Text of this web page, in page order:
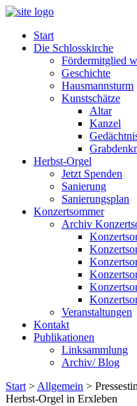
Start
Die Schlosskirche
Fördermitglied
Geschichte
Hausmannsturm
Kunstschätze
Altar
Kanzel
Herbst-Orgel
Jetzt Spenden
Sanierung
Sanierungsplan
Konzertsommer
Archiv
Veranstaltungen
Kontakt
Publikationen
Linksammlung
Archiv/ Blog
Start > Allgemein >
Herbst-Orgel in Erxleben